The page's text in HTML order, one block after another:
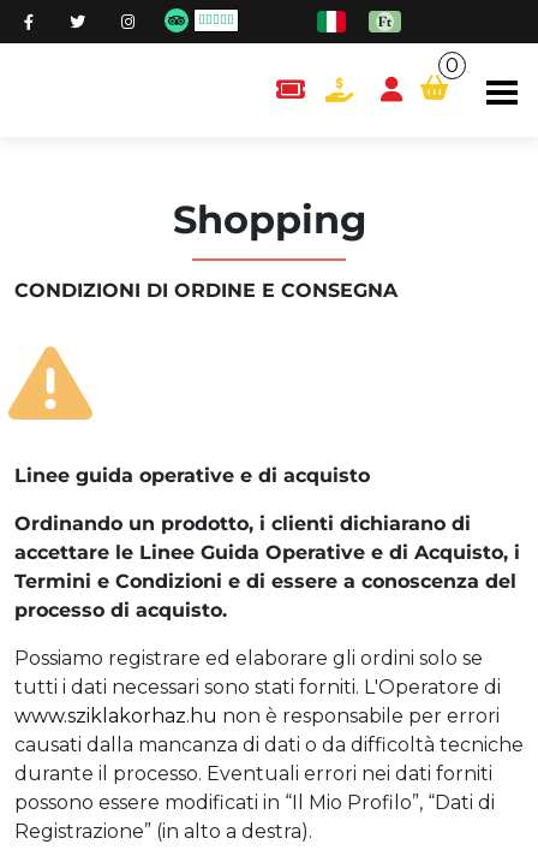
content.cart
0
Shopping
CONDIZIONI DI ORDINE E CONSEGNA
Linee guida operative e di acquisto
Ordinando un prodotto, i clienti dichiarano di
accettare le Linee Guida Operative e di Acquisto, i
Termini e Condizioni e di essere a conoscenza del
processo di acquisto.
Possiamo registrare ed elaborare gli ordini solo se
tutti i dati necessari sono stati forniti. L'Operatore di
www.sziklakorhaz.hu non è responsabile per errori
causati dalla mancanza di dati o da difficoltà tecniche
durante il processo. Eventuali errori nei dati forniti
possono essere modificati in “Il Mio Profilo”, “Dati di
Registrazione” (in alto a destra).